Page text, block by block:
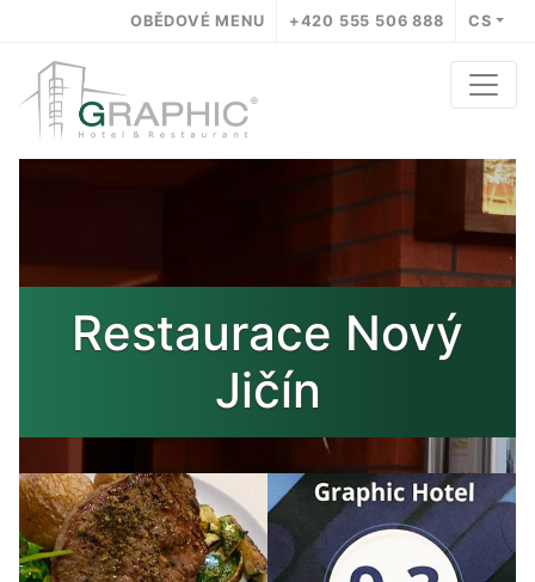
OBĚDOVÉ MENU +420 555 506 888 CS
Restaurace Nový
Jičín